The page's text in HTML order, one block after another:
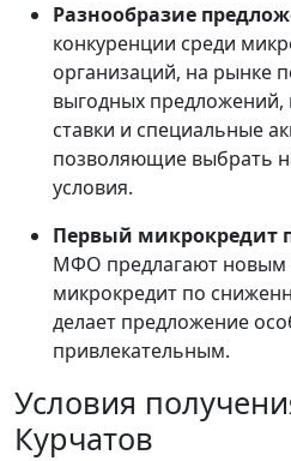
Разнообразие
конкуренции среди
организаций, на рынке
выгодных
ставки и специальные
позволяющие выбрать
условия.
Первый микрокредит
МФО предлагают новым
микрокредит по
делает предложение
привлекательным.
Условия
Курчатов